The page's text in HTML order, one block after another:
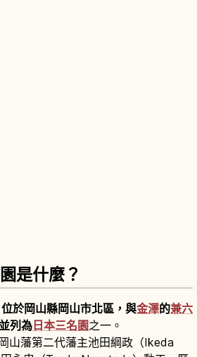
是什麼？
於岡山縣岡山市北區，與金澤的兼六
並列為日本三名園之一。
山藩第二代藩主池田綱政（Ikeda